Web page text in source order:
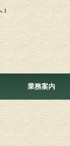
業務案内